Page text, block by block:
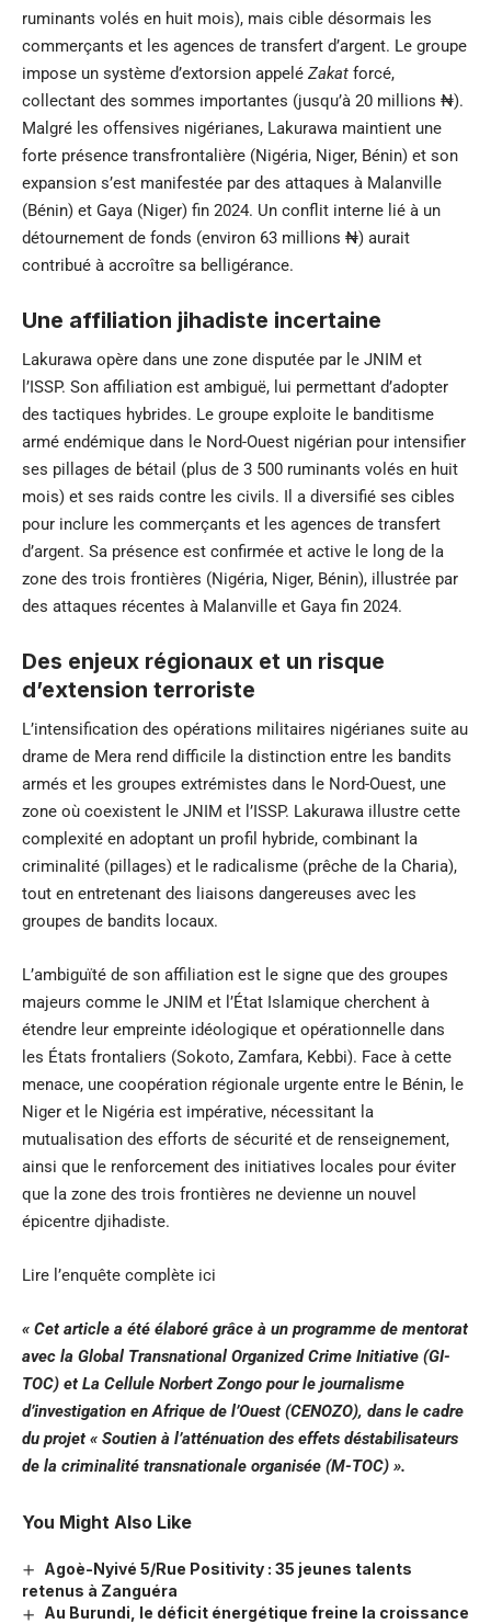
ruminants volés en huit mois), mais cible désormais les
commerçants et les agences de transfert d’argent. Le groupe
impose un système d’extorsion appelé Zakat forcé,
collectant des sommes importantes (jusqu’à 20 millions ₦).
Malgré les offensives nigérianes, Lakurawa maintient une
forte présence transfrontalière (Nigéria, Niger, Bénin) et son
expansion s’est manifestée par des attaques à Malanville
(Bénin) et Gaya (Niger) fin 2024. Un conflit interne lié à un
détournement de fonds (environ 63 millions ₦) aurait
contribué à accroître sa belligérance.
Une affiliation jihadiste incertaine
Lakurawa opère dans une zone disputée par le JNIM et
l’ISSP. Son affiliation est ambiguë, lui permettant d’adopter
des tactiques hybrides. Le groupe exploite le banditisme
armé endémique dans le Nord-Ouest nigérian pour intensifier
ses pillages de bétail (plus de 3 500 ruminants volés en huit
mois) et ses raids contre les civils. Il a diversifié ses cibles
pour inclure les commerçants et les agences de transfert
d’argent. Sa présence est confirmée et active le long de la
zone des trois frontières (Nigéria, Niger, Bénin), illustrée par
des attaques récentes à Malanville et Gaya fin 2024.
Des enjeux régionaux et un risque
d’extension terroriste
L’intensification des opérations militaires nigérianes suite au
drame de Mera rend difficile la distinction entre les bandits
armés et les groupes extrémistes dans le Nord-Ouest, une
zone où coexistent le JNIM et l’ISSP. Lakurawa illustre cette
complexité en adoptant un profil hybride, combinant la
criminalité (pillages) et le radicalisme (prêche de la Charia),
tout en entretenant des liaisons dangereuses avec les
groupes de bandits locaux.
L’ambiguïté de son affiliation est le signe que des groupes
majeurs comme le JNIM et l’État Islamique cherchent à
étendre leur empreinte idéologique et opérationnelle dans
les États frontaliers (Sokoto, Zamfara, Kebbi). Face à cette
menace, une coopération régionale urgente entre le Bénin, le
Niger et le Nigéria est impérative, nécessitant la
mutualisation des efforts de sécurité et de renseignement,
ainsi que le renforcement des initiatives locales pour éviter
que la zone des trois frontières ne devienne un nouvel
épicentre djihadiste.
Lire l’enquête complète ici
« Cet article a été élaboré grâce à un programme de mentorat
avec la Global Transnational Organized Crime Initiative (GI-
TOC) et La Cellule Norbert Zongo pour le journalisme
d’investigation en Afrique de l’Ouest (CENOZO), dans le cadre
du projet « Soutien à l’atténuation des effets déstabilisateurs
de la criminalité transnationale organisée (M-TOC) ».
You Might Also Like
Agoè-Nyivé 5/Rue Positivity : 35 jeunes talents
retenus à Zanguéra
Au Burundi, le déficit énergétique freine la croissance